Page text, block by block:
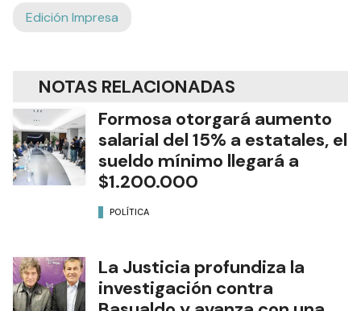
Edición Impresa
NOTAS RELACIONADAS
Formosa otorgará aumento
salarial del 15% a estatales, el
sueldo mínimo llegará a
$1.200.000
POLÍTICA
La Justicia profundiza la
investigación contra